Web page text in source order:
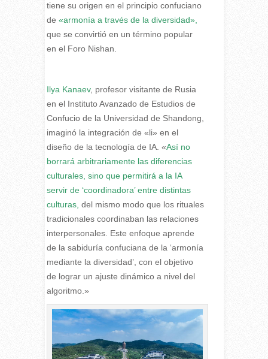
tiene su origen en el principio confuciano
de «armonía a través de la diversidad»,
que se convirtió en un término popular
en el Foro Nishan.
Ilya Kanaev, profesor visitante de Rusia
en el Instituto Avanzado de Estudios de
Confucio de la Universidad de Shandong,
imaginó la integración de «li» en el
diseño de la tecnología de IA. «Así no
borrará arbitrariamente las diferencias
culturales, sino que permitirá a la IA
servir de ‘coordinadora’ entre distintas
culturas, del mismo modo que los rituales
tradicionales coordinaban las relaciones
interpersonales. Este enfoque aprende
de la sabiduría confuciana de la ‘armonía
mediante la diversidad’, con el objetivo
de lograr un ajuste dinámico a nivel del
algoritmo.»